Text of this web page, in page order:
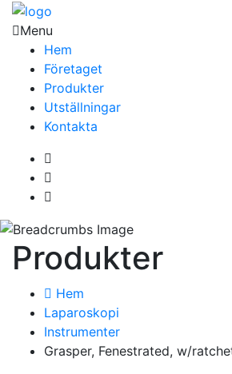
Menu
Hem
Företaget
Produkter
Utställningar
Kontakta
Produkter
Hem
Laparoskopi
Instrumenter
Grasper, Fenestrated, w/